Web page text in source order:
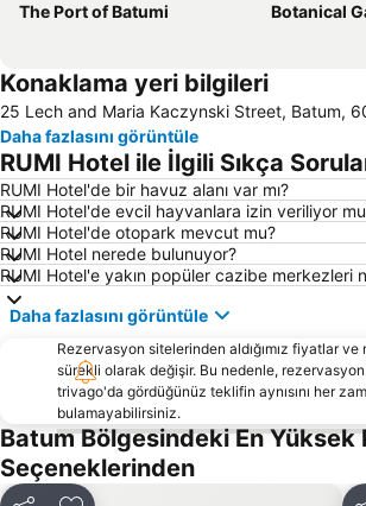
The Port of Batumi
Botanical
Konaklama yeri bilgileri
25 Lech and Maria Kaczynski Street, Batum,
Daha fazlasını görüntüle
RUMI Hotel ile İlgili Sıkça
RUMI Hotel'de bir havuz alanı var mı?
RUMI Hotel'de evcil hayvanlara izin veriliyor
RUMI Hotel'de otopark mevcut mu?
RUMI Hotel nerede bulunuyor?
RUMI Hotel'e yakın popüler cazibe merkezleri
Daha fazlasını görüntüle
Rezervasyon sitelerinden aldığımız fiyatlar ve
sürekli olarak değişir. Bu nedenle,
trivago'da gördüğünüz teklifin aynısını her
bulamayabilirsiniz.
Batum Bölgesindeki En Yüksek
Seçeneklerinden